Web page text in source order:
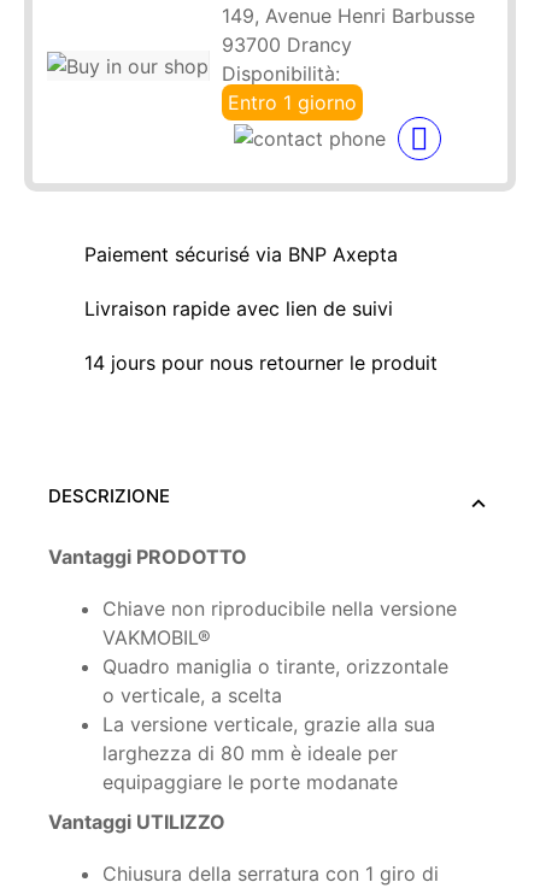
149, Avenue Henri Barbusse
93700 Drancy
Disponibilità:
Entro 1 giorno
Paiement sécurisé via BNP Axepta
Livraison rapide avec lien de suivi
14 jours pour nous retourner le produit
DESCRIZIONE
Vantaggi PRODOTTO
Chiave non riproducibile nella versione
VAKMOBIL®
Quadro maniglia o tirante, orizzontale
o verticale, a scelta
La versione verticale, grazie alla sua
larghezza di 80 mm è ideale per
equipaggiare le porte modanate
Vantaggi UTILIZZO
Chiusura della serratura con 1 giro di